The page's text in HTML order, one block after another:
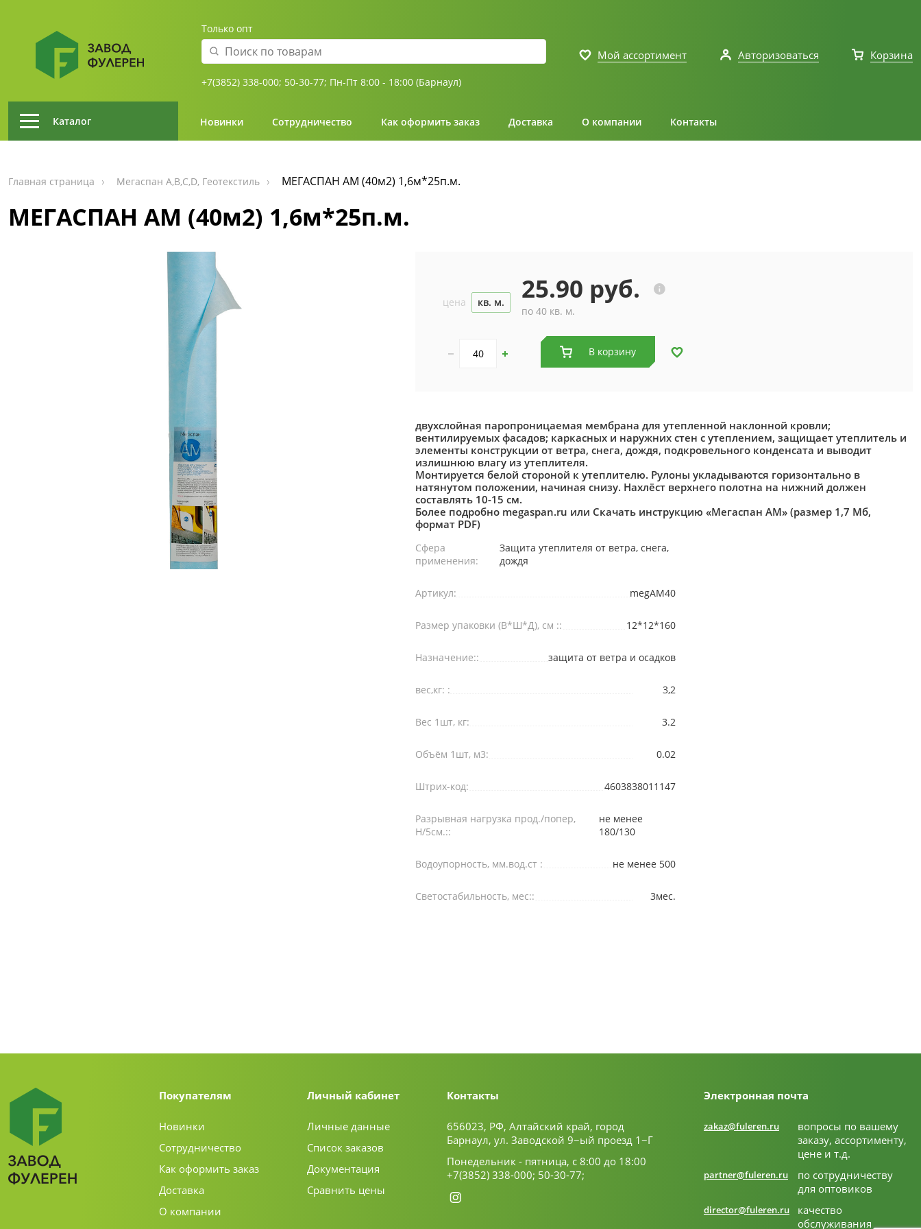
Только опт
+7(3852) 338-000; 50-30-77; Пн-Пт 8:00 - 18:00 (Барнаул)
Мой ассортимент Авторизоваться Корзина
Каталог Новинки Сотрудничество Как оформить заказ Доставка О компании Контакты
Главная страница Мегаспан А,В,С,D, Геотекстиль МЕГАСПАН AM (40м2) 1,6м*25п.м.
МЕГАСПАН AM (40м2) 1,6м*25п.м.
цена кв. м. 25.90 руб.
по 40 кв. м.
В корзину
двухслойная паропроницаемая мембрана для утепленной наклонной кровли;
вентилируемых фасадов; каркасных и наружних стен с утеплением, защищает утеплитель и
элементы конструкции от ветра, снега, дождя, подкровельного конденсата и выводит
излишнюю влагу из утеплителя.
Монтируется белой стороной к утеплителю. Рулоны укладываются горизонтально в
натянутом положении, начиная снизу. Нахлёст верхнего полотна на нижний должен
составлять 10-15 см.
Более подробно megaspan.ru или Скачать инструкцию «Мегаспан АМ» (размер 1,7 Мб,
формат PDF)
Сфера
применения:
Защита утеплителя от ветра, снега,
дождя
Артикул: megAM40
Размер упаковки (В*Ш*Д), см :: 12*12*160
Назначение:: защита от ветра и осадков
вес,кг: : 3,2
Вес 1шт, кг: 3.2
Объём 1шт, м3: 0.02
Штрих-код: 4603838011147
Разрывная нагрузка прод./попер,
Н/5см.::
не менее
180/130
Водоупорность, мм.вод.ст : не менее 500
Светостабильность, мес:: 3мес.
Покупателям
Новинки
Сотрудничество
Как оформить заказ
Доставка
О компании
Личный кабинет
Личные данные
Список заказов
Документация
Сравнить цены
Контакты
656023, РФ, Алтайский край, город
Барнаул, ул. Заводской 9−ый проезд 1−Г
Понедельник - пятница, с 8:00 до 18:00
+7(3852) 338-000; 50-30-77;
Электронная почта
zakaz@fuleren.ru
вопросы по вашему
заказу, ассортименту,
цене и т.д.
partner@fuleren.ru
по сотрудничеству
для оптовиков
director@fuleren.ru
качество
обслуживания